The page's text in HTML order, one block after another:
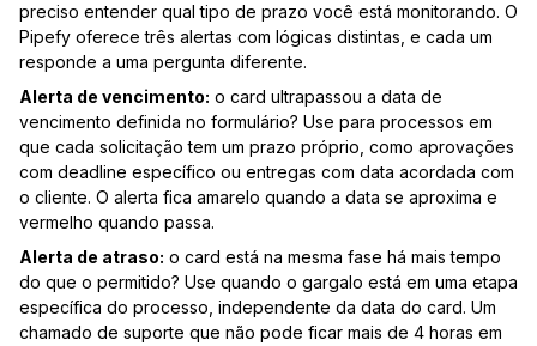
preciso entender qual tipo de prazo você está monitorando. O
Pipefy oferece três alertas com lógicas distintas, e cada um
responde a uma pergunta diferente.
Alerta de vencimento: o card ultrapassou a data de
vencimento definida no formulário? Use para processos em
que cada solicitação tem um prazo próprio, como aprovações
com deadline específico ou entregas com data acordada com
o cliente. O alerta fica amarelo quando a data se aproxima e
vermelho quando passa.
Alerta de atraso: o card está na mesma fase há mais tempo
do que o permitido? Use quando o gargalo está em uma etapa
específica do processo, independente da data do card. Um
chamado de suporte que não pode ficar mais de 4 horas em